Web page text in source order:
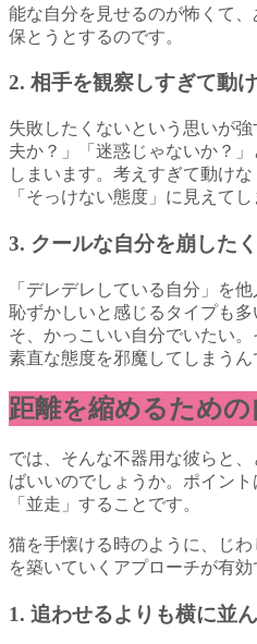
能な自分を見せるのが怖くて
保とうとするのです。
2. 相手を観察しすぎて動
失敗したくないという思いが
夫か？」「迷惑じゃないか？
しまいます。考えすぎて動け
「そっけない態度」に見えて
3. クールな自分を崩した
「デレデレしている自分」を
恥ずかしいと感じるタイプも
そ、かっこいい自分でいたい。
素直な態度を邪魔してしまうん
距離を縮めるため
では、そんな不器用な彼らと
ばいいのでしょうか。ポイント
「並走」することです。
猫を手懐ける時のように、じ
を築いていくアプローチが有効
1. 追わせるよりも横に並